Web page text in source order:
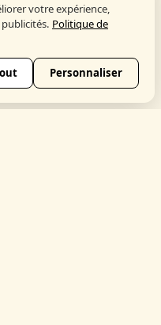
votre expérience,
Politique de
Personnaliser